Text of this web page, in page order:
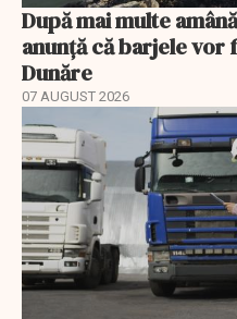
După mai multe
anunță că barjele vor
Dunăre
07 AUGUST 2026